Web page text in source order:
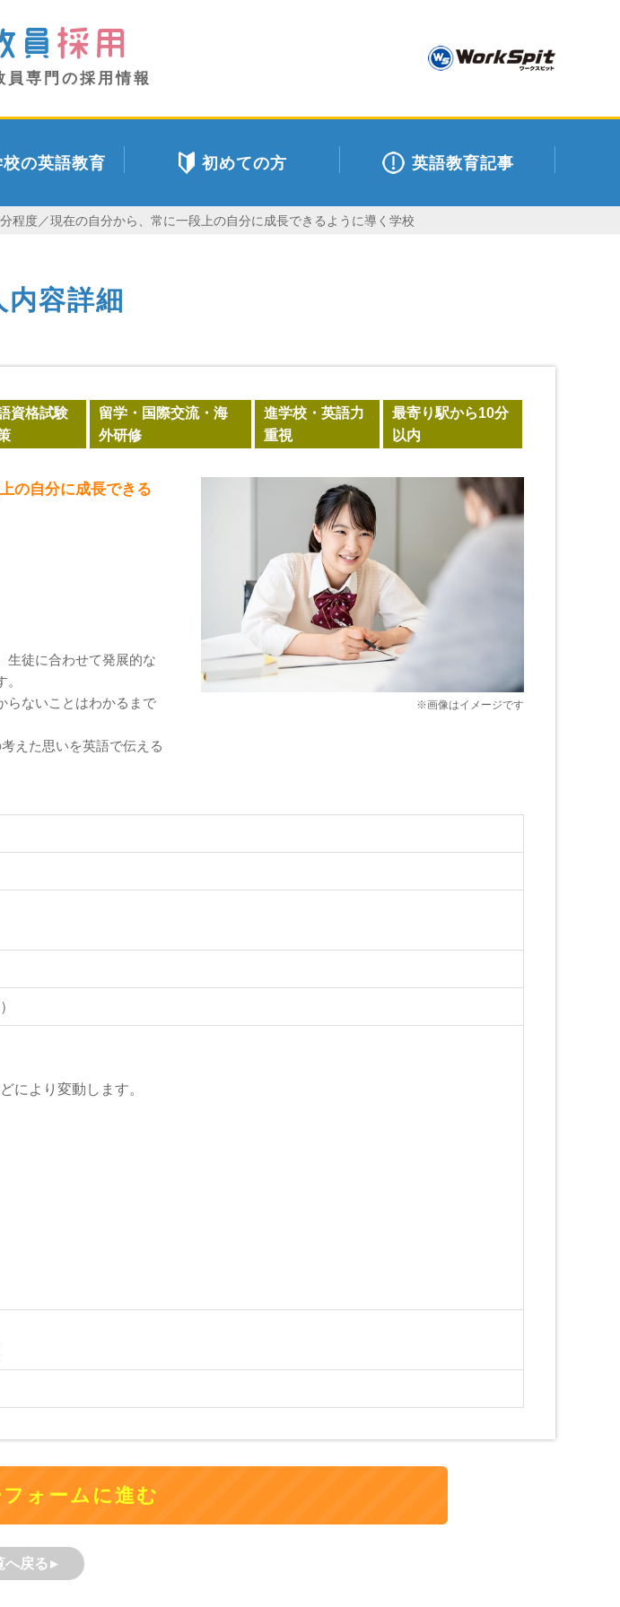
員専門の採用情報
の英語教育 初めての方 英語教育記事
程度／現在の自分から、常に一段上の自分に成長できるように導く学校
内容詳細
資格試験
留学・国際交流・海
外研修
進学校・英語力
重視
最寄り駅から10分
以内
の自分に成長できる
生徒に合わせて発展的な
らないことはわかるまで
えた思いを英語で伝える
により変動します。
ォームに進む
へ戻る